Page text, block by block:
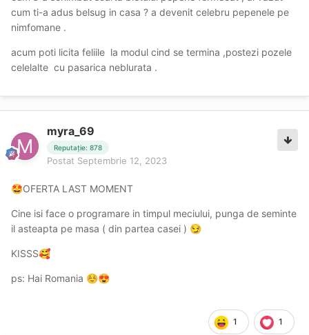
cum ti-a adus belsug in casa ? a devenit celebru pepenele pe
nimfomane .
acum poti licita feliile la modul cind se termina ,postezi pozele
celelalte cu pasarica neblurata .
myra_69
Reputație: 878
Postat Septembrie 12, 2023
🤩OFERTA LAST MOMENT
Cine isi face o programare in timpul meciului, punga de seminte
il asteapta pe masa ( din partea casei ) 😏
KISSS🥰
ps: Hai Romania ☺️😍
1 1